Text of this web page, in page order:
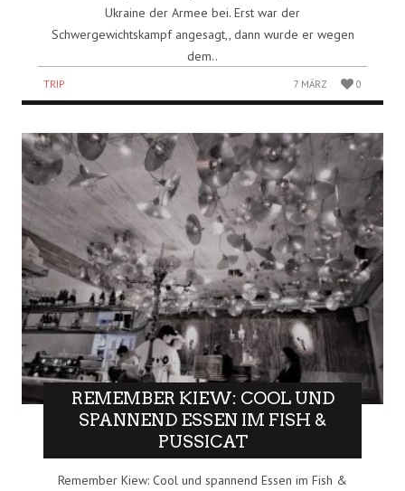
Ukraine der Armee bei. Erst war der
Schwergewichtskampf angesagt,, dann wurde er wegen
dem..
TRIP 7 MÄRZ 0
REMEMBER KIEW: COOL UND
SPANNEND ESSEN IM FISH &
PUSSICAT
Remember Kiew: Cool und spannend Essen im Fish &